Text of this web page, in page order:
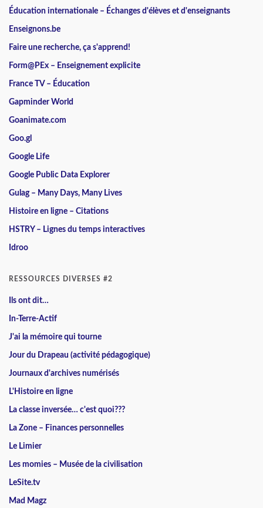
Éducation internationale – Échanges d'élèves et d'enseignants
Enseignons.be
Faire une recherche, ça s'apprend!
Form@PEx – Enseignement explicite
France TV – Éducation
Gapminder World
Goanimate.com
Goo.gl
Google Life
Google Public Data Explorer
Gulag – Many Days, Many Lives
Histoire en ligne – Citations
HSTRY – Lignes du temps interactives
Idroo
RESSOURCES DIVERSES #2
Ils ont dit…
In-Terre-Actif
J'ai la mémoire qui tourne
Jour du Drapeau (activité pédagogique)
Journaux d'archives numérisés
L'Histoire en ligne
La classe inversée… c'est quoi???
La Zone – Finances personnelles
Le Limier
Les momies – Musée de la civilisation
LeSite.tv
Mad Magz